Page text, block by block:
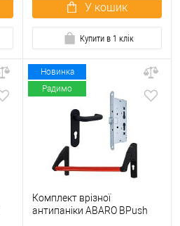
У кошик
Купити в 1 клік
Новинка
Радимо
Комплект врізної
антипаніки ABARO BPush